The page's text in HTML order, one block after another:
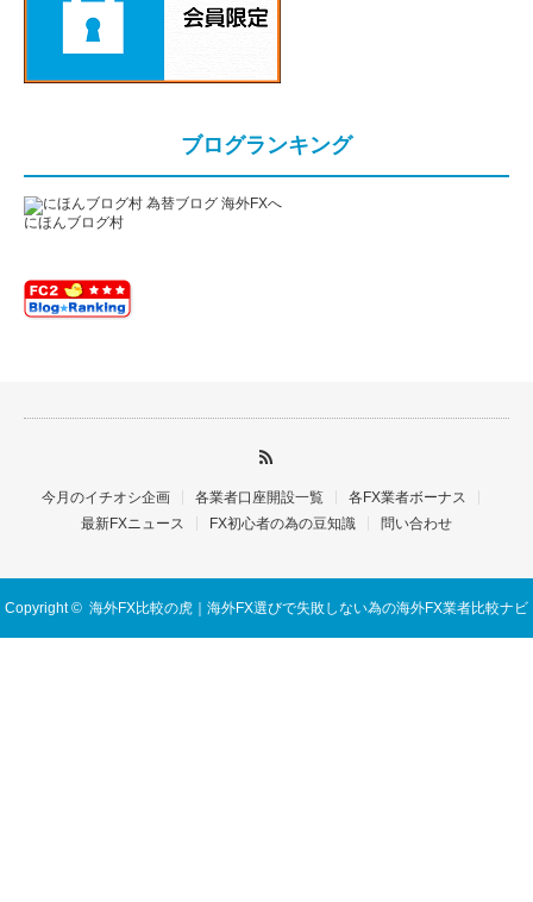
ブログランキング
にほんブログ村
今月のイチオシ企画 各業者口座開設一覧
各FX業者ボーナス
最新FXニュース
FX初心者の為の豆知識 問い合わせ
Copyright © 海外FX比較の虎｜海外FX選びで失敗しない為の海外FX業者比較ナビ